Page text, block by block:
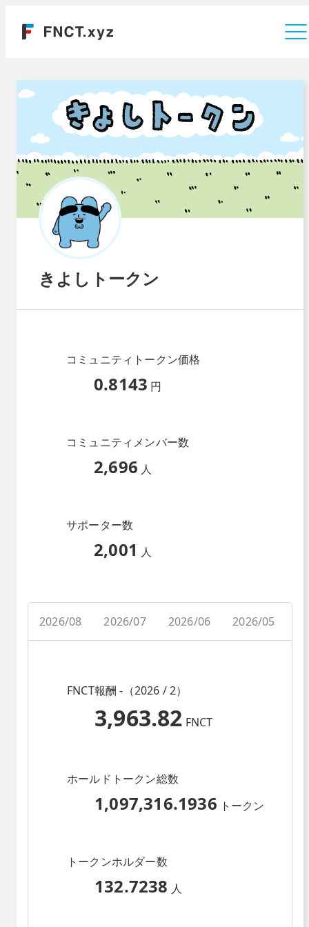
きよしトークン
コミュニティトークン価格
0.8143 円
コミュニティメンバー数
2,696 人
サポーター数
2,001 人
2026/08 2026/07 2026/06 2026/05
FNCT報酬 -（2026 / 2）
3,963.82 FNCT
ホールドトークン総数
1,097,316.1936 トークン
トークンホルダー数
132.7238 人